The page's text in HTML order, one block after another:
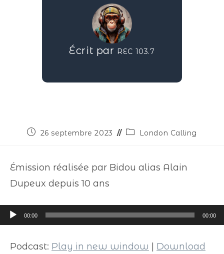
Écrit par REC 103.7
26 septembre 2023 London Calling
Émission réalisée par Bidou alias Alain
Dupeux depuis 10 ans
Lecteur
audio
00:00 00:00
Podcast: Play in new window Download